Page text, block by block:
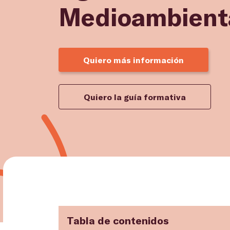
Quiero más información
Quiero la guía formativa
Tabla de contenidos